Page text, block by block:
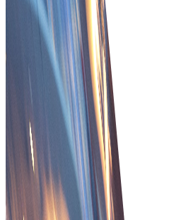
ป้องกันการฉ้อโกงและความมุ่งมั่
ระบบที่ป้องกันการฉ้อโกงการข
ซื้อสำหรับธุรกรรมที่ปลอดภัย
ติดตามคำสั่งซื้อแบบเรียลไทม์
ให้ลูกค้าติดตามคำสั่งซื้อแบบเรีย